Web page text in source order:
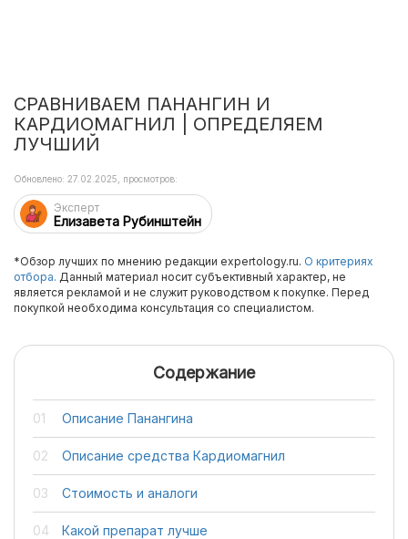
СРАВНИВАЕМ ПАНАНГИН И
КАРДИОМАГНИЛ | ОПРЕДЕЛЯЕМ
ЛУЧШИЙ
Эксперт
Елизавета Рубинштейн
Обновлено: 27.02.2025, просмотров:
*Обзор лучших по мнению редакции expertology.ru. О критериях
отбора. Данный материал носит субъективный характер, не
является рекламой и не служит руководством к покупке. Перед
покупкой необходима консультация со специалистом.
Содержание
Описание Панангина
Описание средства Кардиомагнил
Стоимость и аналоги
Какой препарат лучше